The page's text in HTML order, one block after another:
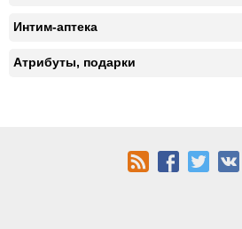
Интим-аптека
Атрибуты, подарки